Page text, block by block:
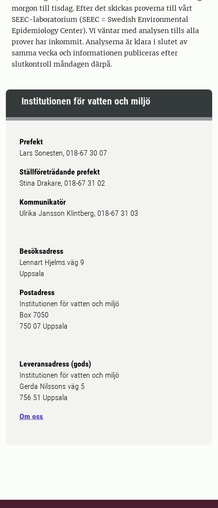
morgon till tisdag. Efter det skickas proverna till vårt
SEEC-laboratorium (SEEC = Swedish Environmental
Epidemiology Center). Vi väntar med analysen tills alla
prover har inkommit. Analyserna är klara i slutet av
samma vecka och informationen publiceras efter
slutkontroll måndagen därpå.
Institutionen för vatten och miljö
Prefekt
Lars Sonesten, 018-67 30 07
Ställföreträdande prefekt
Stina Drakare, 018-67 31 02
Kommunikatör
Ulrika Jansson Klintberg, 018-67 31 03
Besöksadress
Lennart Hjelms väg 9
Uppsala
Postadress
Institutionen för vatten och miljö
Box 7050
750 07 Uppsala
Leveransadress (gods)
Institutionen för vatten och miljö
Gerda Nilssons väg 5
756 51 Uppsala
Om oss